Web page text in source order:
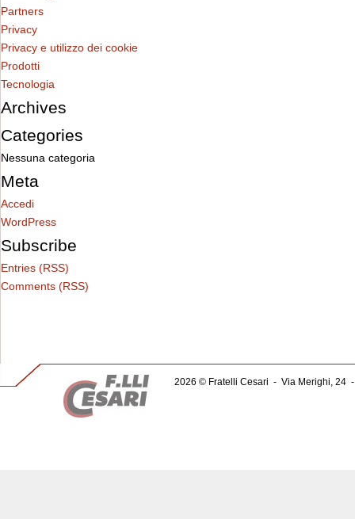
Partners
Privacy
Privacy e utilizzo dei cookie
Prodotti
Tecnologia
Archives
Categories
Nessuna categoria
Meta
Accedi
WordPress
Subscribe
Entries (RSS)
Comments (RSS)
2026 © Fratelli Cesari - Via Merighi, 24 -